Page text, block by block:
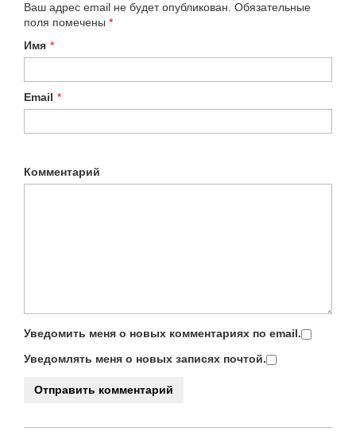
Ваш адрес email не будет опубликован. Обязательные
поля помечены *
Имя *
Email *
Комментарий
Уведомить меня о новых комментариях по email.
Уведомлять меня о новых записях почтой.